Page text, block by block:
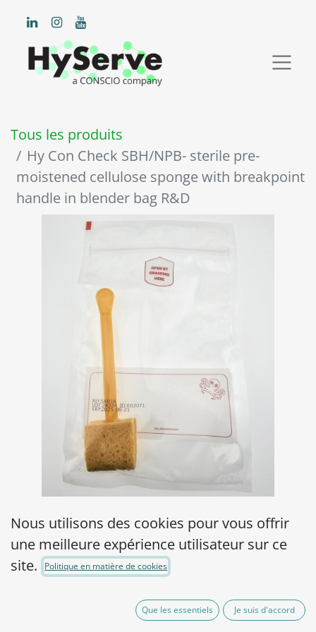
Tous les produits
Hy Con Check SBH/NPB- sterile pre-
moistened cellulose sponge with breakpoint
handle in blender bag R&D
Hy Con Check SBH/NPB-
sterile pre-moistened
cellulose sponge with
breakpoint handle in
Nous utilisons des cookies pour vous offrir
une meilleure expérience utilisateur sur ce
site.
Politique en matière de cookies
Que les essentiels Je suis d'accord